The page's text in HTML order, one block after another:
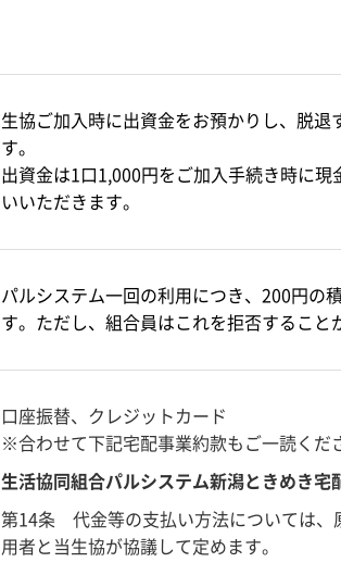
生協ご加入時に出資金をお預かりし、脱退
す。
出資金は1口1,000円をご加入手続き時に現
いいただきます。
パルシステム一回の利用につき、200円の
す。ただし、組合員はこれを拒否すること
口座振替、クレジットカード
※合わせて下記宅配事業約款もご一読くだ
生活協同組合パルシステム新潟ときめき宅
第14条 代金等の支払い方法については、
用者と当生協が協議して定めます。